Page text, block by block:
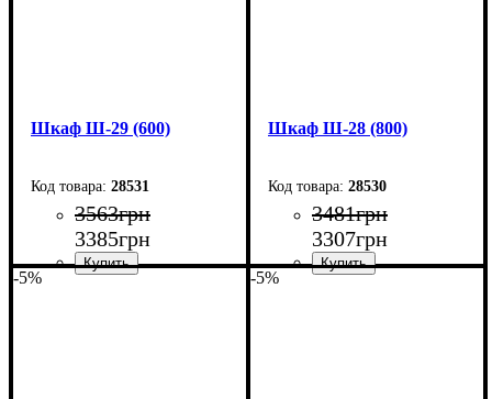
Шкаф Ш-29 (600)
28531
3563грн
3385грн
Шкаф Ш-28 (800)
28530
3481грн
3307грн
-5% -5%